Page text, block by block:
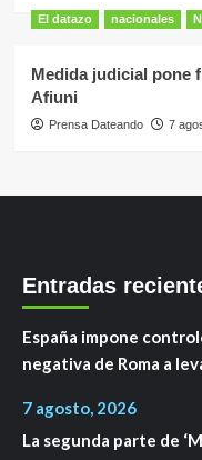
El datazo nacionales
Medida judicial pone
Afiuni
Prensa Dateando 7
Entradas
España impone
negativa de Roma a
7 agosto, 2026
La segunda parte de